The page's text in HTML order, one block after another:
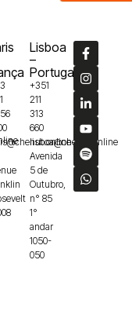
Lisboa
–
Portugal
+351
211
313
660
lisboa@chenut.online
Avenida
5 de
Outubro,
n° 85
1°
andar
1050-
050